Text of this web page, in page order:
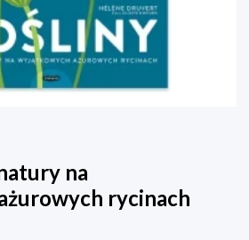
na
rycinach